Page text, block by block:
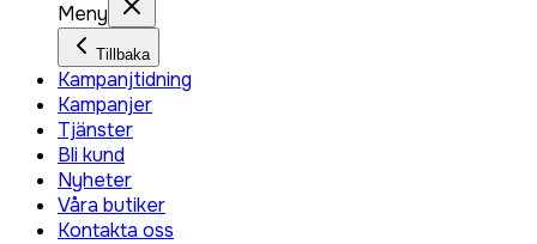
Meny
Tillbaka
Kampanjtidning
Kampanjer
Tjänster
Bli kund
Nyheter
Våra butiker
Kontakta oss